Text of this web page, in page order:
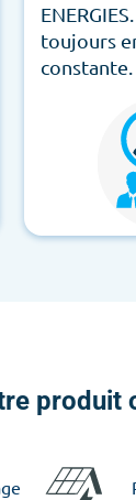
toujours
constante.
produit